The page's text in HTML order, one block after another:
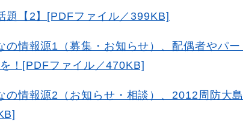
題【2】[PDFファイル／399KB]
の情報源1（募集・お知らせ）、配偶者やパ
！[PDFファイル／470KB]
の情報源2（お知らせ・相談）、2012周防大